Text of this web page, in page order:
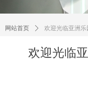
欢迎光临
网站首页 ꄲ 欢迎光临亚洲